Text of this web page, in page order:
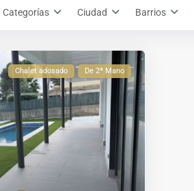
Categorías Ciudad Barrios
Chalet adosado De 2ª Mano